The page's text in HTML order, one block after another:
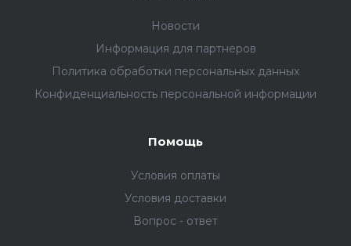
Новости
Информация для партнеров
Политика обработки персональных данных
Конфиденциальность персональной информации
Помощь
Условия оплаты
Условия доставки
Вопрос - ответ